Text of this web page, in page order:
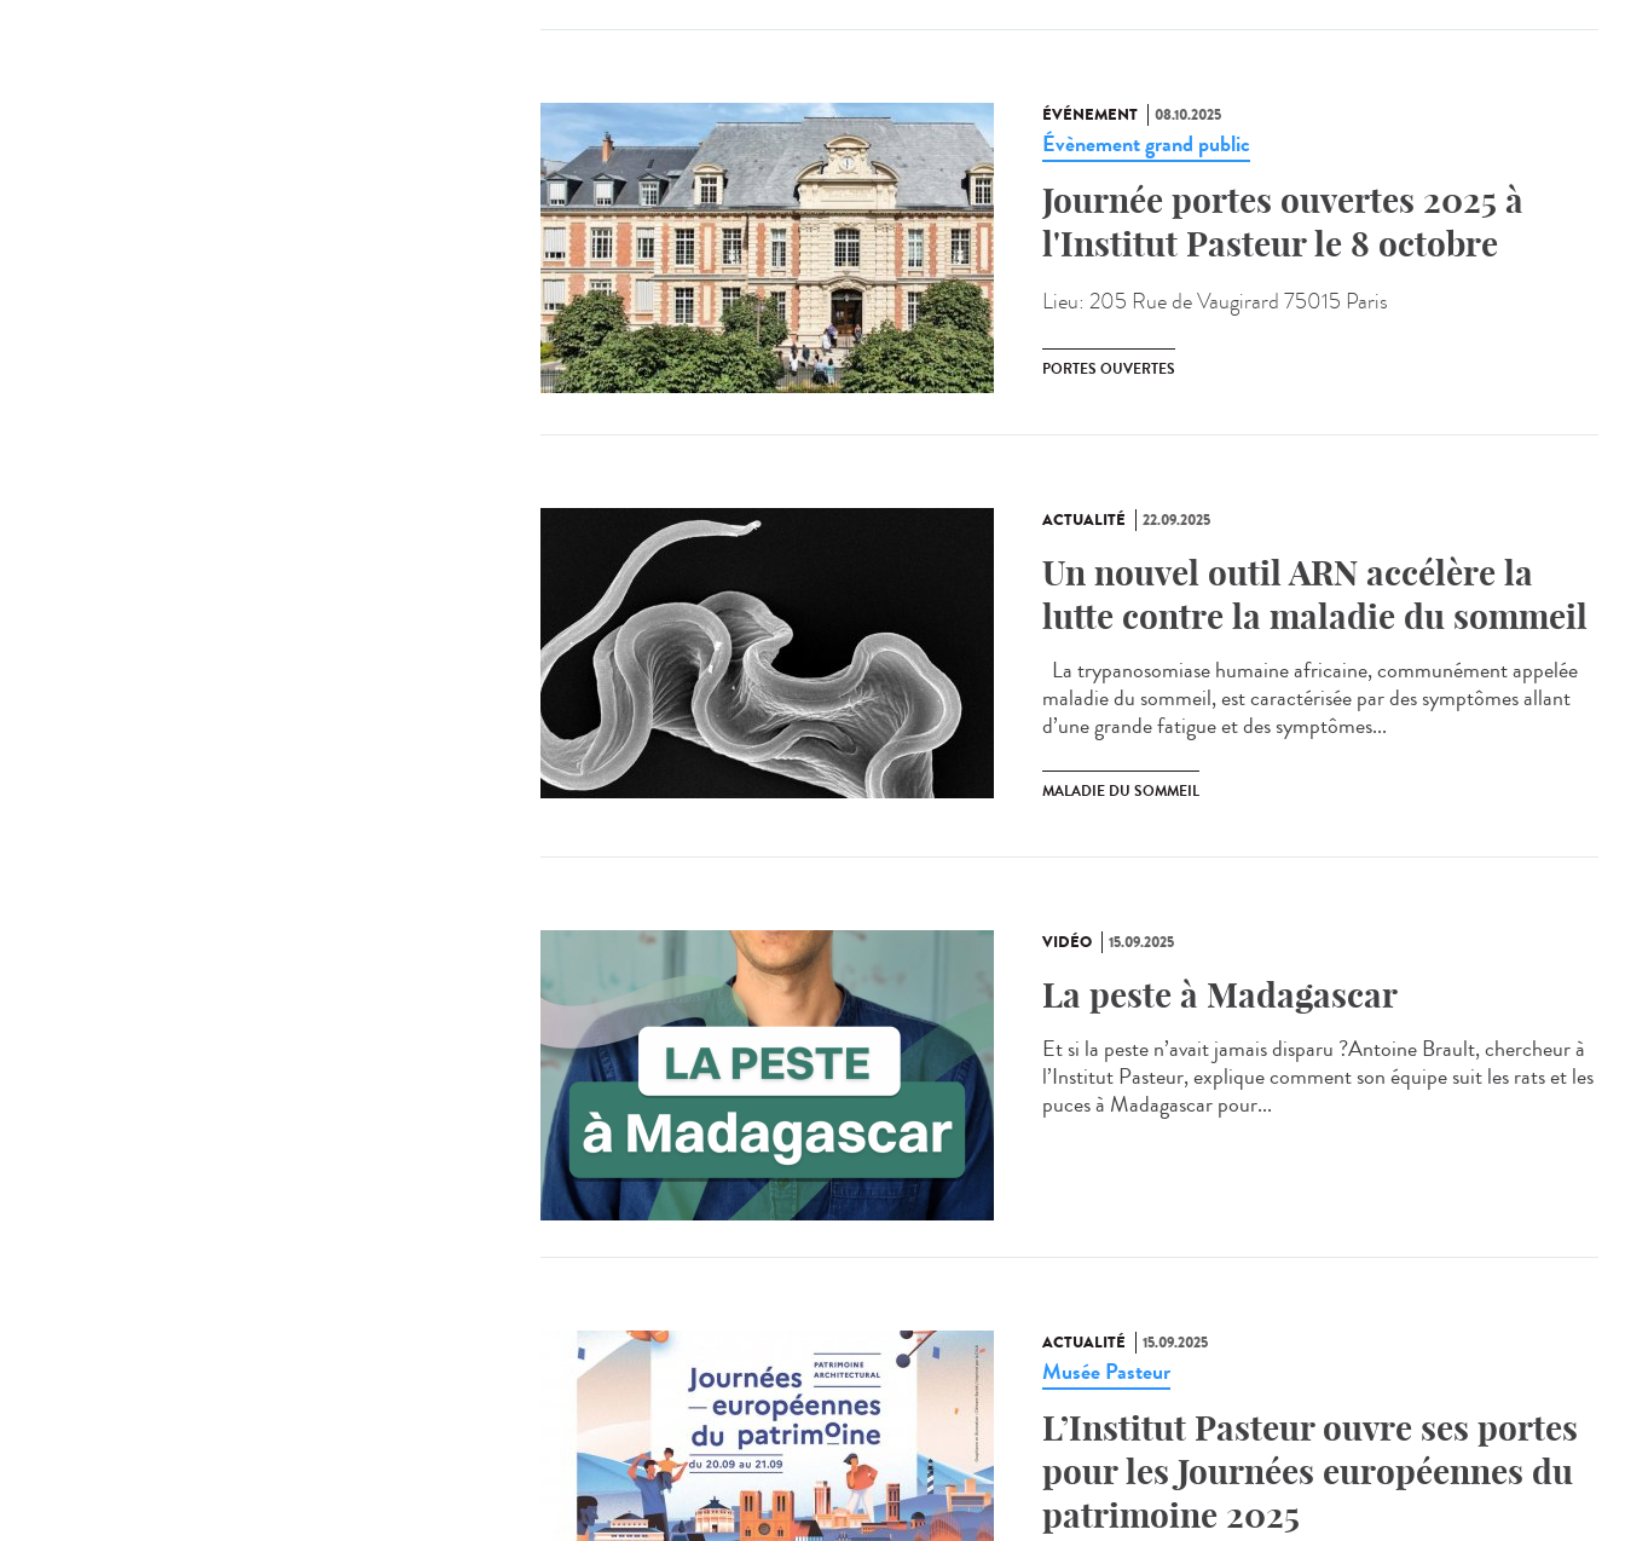
ÉVÉNEMENT 08.10.2025
Évènement grand public
Journée portes ouvertes 2025 à
l'Institut Pasteur le 8 octobre
Lieu: 205 Rue de Vaugirard 75015 Paris
PORTES OUVERTES
ACTUALITÉ 22.09.2025
Un nouvel outil ARN accélère la
lutte contre la maladie du sommeil
La trypanosomiase humaine africaine, communément appelée
maladie du sommeil, est caractérisée par des symptômes allant
d’une grande fatigue et des symptômes...
MALADIE DU SOMMEIL
VIDÉO 15.09.2025
La peste à Madagascar
Et si la peste n’avait jamais disparu ?Antoine Brault, chercheur à
l’Institut Pasteur, explique comment son équipe suit les rats et les
puces à Madagascar pour...
ACTUALITÉ 15.09.2025
Musée Pasteur
L’Institut Pasteur ouvre ses portes
pour les Journées européennes du
patrimoine 2025